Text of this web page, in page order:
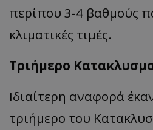
περίπου 3-4 βαθμούς
κλιματικές τιμές.
Τριήμερο
Ιδιαίτερη αναφορά
τριήμερο του